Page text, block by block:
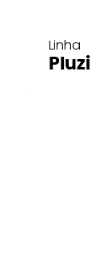
Linha
Pluzi